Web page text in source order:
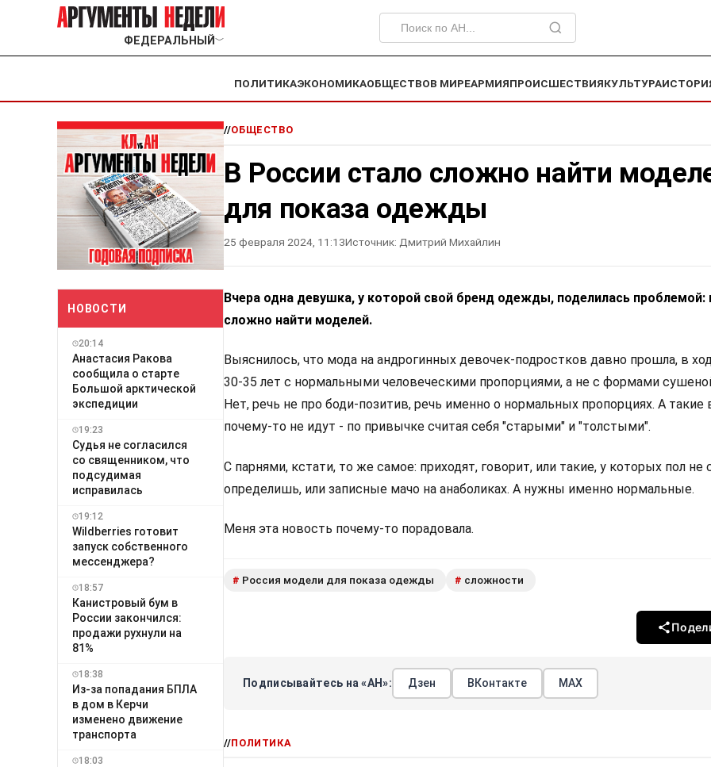
ФЕДЕРАЛЬНЫЙ ﹀
ПОЛИТИКАЭКОНОМИКАОБЩЕСТВОВ МИРЕАРМИЯПРОИСШЕСТВИЯКУЛЬТУРА
НОВОСТИ
20:14
Анастасия Ракова
сообщила о старте
Большой арктической
экспедиции
19:23
Судья не согласился
со священником, что
подсудимая
исправилась
19:12
Wildberries готовит
запуск собственного
мессенджера?
18:57
Канистровый бум в
России закончился:
продажи рухнули на
81%
18:38
Из-за попадания БПЛА
в дом в Керчи
изменено движение
транспорта
18:03
//ОБЩЕСТВО
В России стало сложно найти
для показа одежды
25 февраля 2024, 11:13Источник: Дмитрий Михайлин
Вчера одна девушка, у которой свой бренд одежды, поделилась проблемой:
сложно найти моделей.
Выяснилось, что мода на андрогинных девочек-подростков давно прошла, в
30-35 лет с нормальными человеческими пропорциями, а не с формами
Нет, речь не про боди-позитив, речь именно о нормальных пропорциях. А такие
почему-то не идут - по привычке считая себя "старыми" и "толстыми".
С парнями, кстати, то же самое: приходят, говорит, или такие, у которых пол не
определишь, или записные мачо на анаболиках. А нужны именно нормальные.
Меня эта новость почему-то порадовала.
# Россия модели для показа одежды # сложности
Подписывайтесь на «АН»: Дзен ВКонтакте МАХ
//ПОЛИТИКА